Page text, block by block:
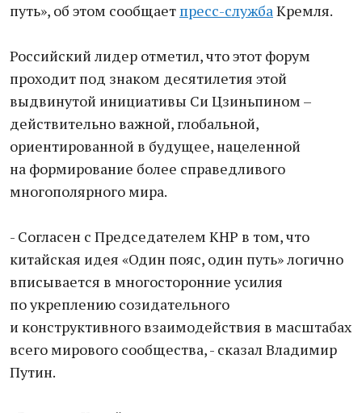
путь», об этом сообщает пресс-службаКремля.
Российский лидер отметил, что этот форум
проходит под знаком десятилетия этой
выдвинутой инициативы Си Цзиньпином –
действительно важной, глобальной,
ориентированной в будущее, нацеленной
на формирование более справедливого
многополярного мира.
- Согласен с Председателем КНР в том, что
китайская идея «Один пояс, один путь» логично
вписывается в многосторонние усилия
по укреплению созидательного
и конструктивного взаимодействия в масштабах
всего мирового сообщества, - сказал Владимир
Путин.